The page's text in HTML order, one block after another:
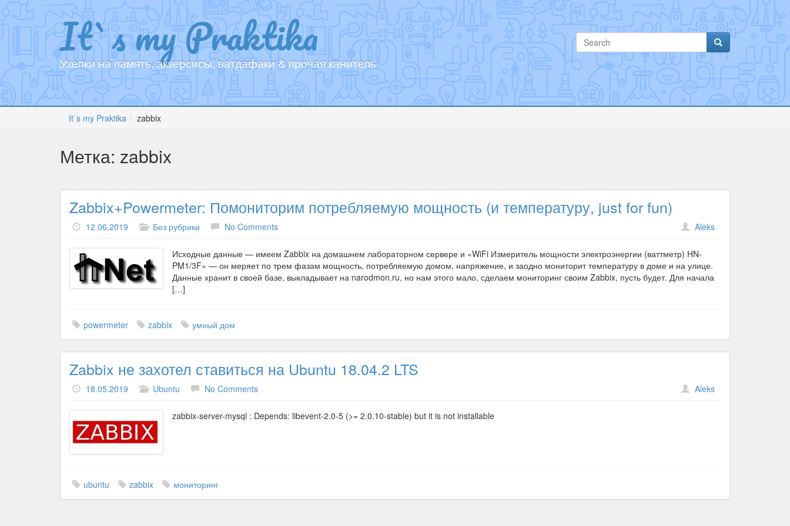
It`s my Praktika
Узелки на память, экзерсисы, ватдафаки & прочая канитель
It`s my Praktika zabbix
Метка: zabbix
Zabbix+Powermeter: Помониторим потребляемую мощность (и температуру, just for fun)
12.06.2019 Без рубрики No Comments Aleks
Исходные данные — имеем Zabbix на домашнем лабораторном сервере и «WiFi Измеритель мощности электроэнергии (ваттметр) HN-
PM1/3F» — он меряет по трем фазам мощность, потребляемую домом, напряжение, и заодно мониторит температуру в доме и на улице.
Данные хранит в своей базе, выкладывает на narodmon.ru, но нам этого мало, сделаем мониторинг своим Zabbix, пусть будет. Для начала
[…]
powermeter zabbix умный дом
Zabbix не захотел ставиться на Ubuntu 18.04.2 LTS
18.05.2019 Ubuntu No Comments Aleks
zabbix-server-mysql : Depends: libevent-2.0-5 (>= 2.0.10-stable) but it is not installable
ubuntu zabbix мониторинг